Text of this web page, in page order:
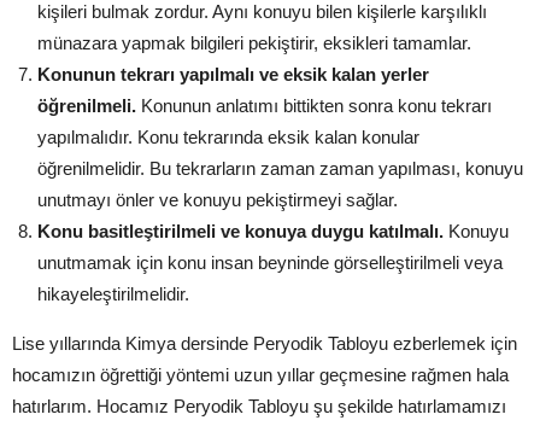
kişileri bulmak zordur. Aynı konuyu bilen kişilerle karşılıklı
münazara yapmak bilgileri pekiştirir, eksikleri tamamlar.
Konunun tekrarı yapılmalı ve eksik kalan yerler
öğrenilmeli. Konunun anlatımı bittikten sonra konu tekrarı
yapılmalıdır. Konu tekrarında eksik kalan konular
öğrenilmelidir. Bu tekrarların zaman zaman yapılması, konuyu
unutmayı önler ve konuyu pekiştirmeyi sağlar.
Konu basitleştirilmeli ve konuya duygu katılmalı. Konuyu
unutmamak için konu insan beyninde görselleştirilmeli veya
hikayeleştirilmelidir.
Lise yıllarında Kimya dersinde Peryodik Tabloyu ezberlemek için
hocamızın öğrettiği yöntemi uzun yıllar geçmesine rağmen hala
hatırlarım. Hocamız Peryodik Tabloyu şu şekilde hatırlamamızı